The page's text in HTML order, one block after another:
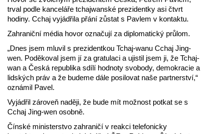
trval podle kanceláře tchajwanské prezidentky asi čtvrt
hodiny. Cchaj vyjádřila přání zůstat s Pavlem v kontaktu.
Zahraniční média hovor označují za diplomatický průlom.
„Dnes jsem mluvil s prezidentkou Tchaj-wanu Cchaj Jing-
wen. Poděkoval jsem jí za gratulaci a ujistil jsem ji, že Tchaj-
wan a Česká republika sdílí hodnoty svobody, demokracie a
lidských práv a že budeme dále posilovat naše partnerství,“
oznámil Pavel.
Vyjádřil zároveň naději, že bude mít možnost potkat se s
Cchaj Jing-wen osobně.
Čínské ministerstvo zahraničí v reakci telefonicky